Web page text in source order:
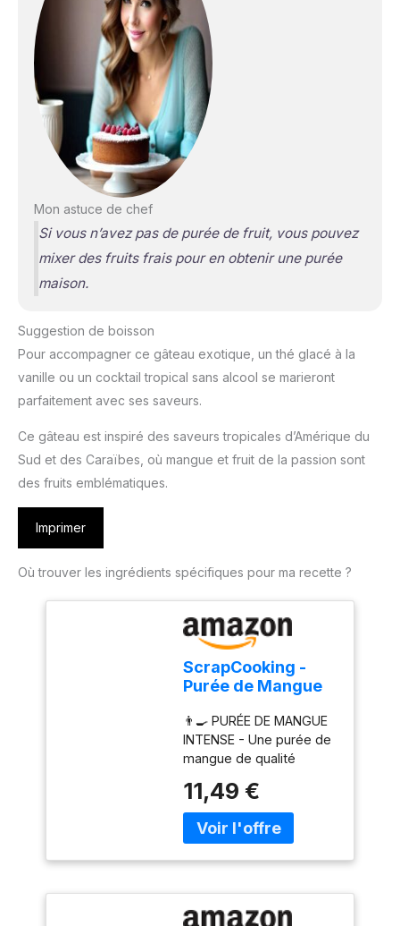
Mon astuce de chef
Si vous n’avez pas de purée de fruit, vous pouvez
mixer des fruits frais pour en obtenir une purée
maison.
Suggestion de boisson
Pour accompagner ce gâteau exotique, un thé glacé à la
vanille ou un cocktail tropical sans alcool se marieront
parfaitement avec ses saveurs.
Ce gâteau est inspiré des saveurs tropicales d’Amérique du
Sud et des Caraïbes, où mangue et fruit de la passion sont
des fruits emblématiques.
Imprimer
Où trouver les ingrédients spécifiques pour ma recette ?
ScrapCooking -
Purée de Mangue
Fruits pour
Pâtisserie -
Macarons,
Mousses, Gelées,
Gâteaux,
Ganaches,
Nappages, Coulis,
Glaces, Smoothies,
Fabriqué en France
- 4762
👨‍🍳 PURÉE DE MANGUE
INTENSE - Une purée de
mangue de qualité
donner un goût de fruit
exotique pur et intense à
vos pâtisseries. Pratique,
gâteaux, mousses,
macarons, gelées,
11,49 €